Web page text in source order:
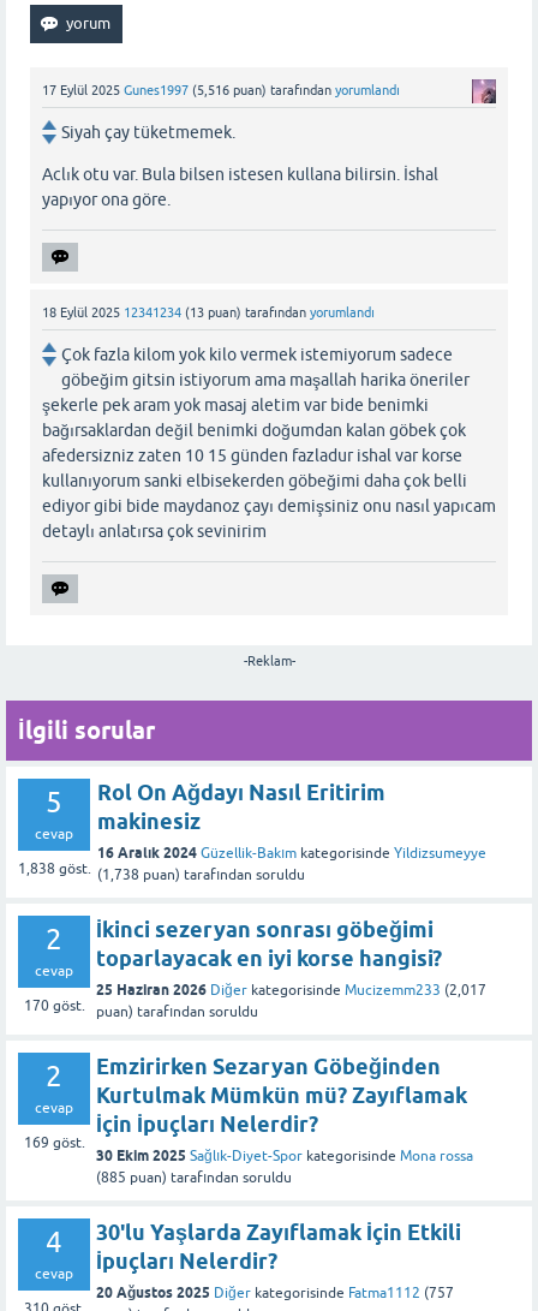
17 Eylül 2025 Gunes1997 (5,516 puan) tarafından yorumlandı
Siyah çay tüketmemek.
Aclık otu var. Bula bilsen istesen kullana bilirsin. İshal
yapıyor ona göre.
18 Eylül 2025 12341234 (13 puan) tarafından yorumlandı
Çok fazla kilom yok kilo vermek istemiyorum sadece
göbeğim gitsin istiyorum ama maşallah harika öneriler
şekerle pek aram yok masaj aletim var bide benimki
bağırsaklardan değil benimki doğumdan kalan göbek çok
afedersizniz zaten 10 15 günden fazladur ishal var korse
kullanıyorum sanki elbisekerden göbeğimi daha çok belli
ediyor gibi bide maydanoz çayı demişsiniz onu nasıl yapıcam
detaylı anlatırsa çok sevinirim
-Reklam-
İlgili sorular
5
cevap
1,838 göst.
Rol On Ağdayı Nasıl Eritirim
makinesiz
16 Aralık 2024 Güzellik-Bakım kategorisinde Yildizsumeyye
(1,738 puan) tarafından soruldu
2
cevap
170göst.
İkinci sezeryan sonrası göbeğimi
toparlayacak en iyi korse hangisi?
25 Haziran 2026 Diğer kategorisinde Mucizemm233 (2,017
puan) tarafından soruldu
2
cevap
169 göst.
Emzirirken Sezaryan Göbeğinden
Kurtulmak Mümkün mü? Zayıflamak
İçin İpuçları Nelerdir?
30 Ekim 2025 Sağlık-Diyet-Spor kategorisinde Mona rossa
(885 puan) tarafından soruldu
4
cevap
30'lu Yaşlarda Zayıflamak İçin Etkili
İpuçları Nelerdir?
20 Ağustos 2025 Diğer kategorisinde Fatma1112 (757